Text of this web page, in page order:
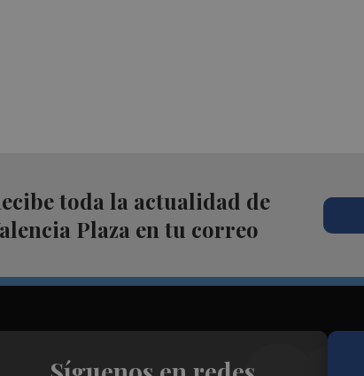
toda la actualidad de
Plaza en tu correo